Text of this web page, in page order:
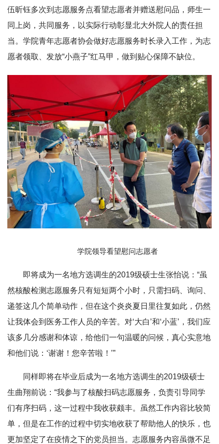
伍昕钰多次到志愿服务点看望志愿者并赠送慰问品，师生一
同上岗，共同服务，以实际行动彰显北大外院人的责任担
当。学院青年志愿者协会做好志愿服务时长录入工作，为志
愿者领取、发放“小燕子”红马甲，做到贴心保障不缺位。
学院领导看望慰问志愿者
即将成为一名地方选调生的2019级硕士生张怡说：“虽
然核酸检测志愿服务只有短短两个小时，只需扫码、询问、
递签这几个简单动作，但在这个炎炎夏日里往复如此，仍然
让我体会到医务工作人员的辛苦。对‘大白’和‘小蓝’，我们应
该多几分感谢和体谅，给他们一句温暖的问候，真心实意地
和他们说：‘谢谢！您辛苦啦！’”
同样即将在毕业后成为一名地方选调生的2019级硕士
生曲翔前说：“我参与了核酸扫码志愿服务，负责引导同学
们有序扫码，这一过程中我收获颇丰。虽然工作内容比较简
单，但是在工作的过程中切实地收获了帮助他人的快乐，也
更加坚定了在疫情之下的党员担当。志愿服务内容虽微不足